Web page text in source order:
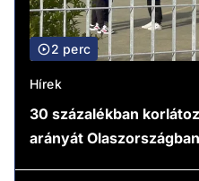
2 perc
Hírek
30 százalékban
arányát Olaszországban